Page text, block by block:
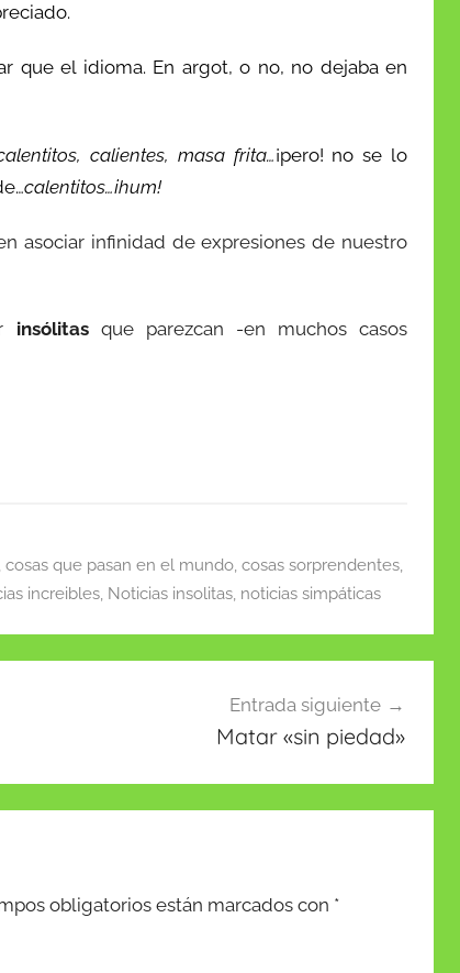
que el idioma. En argot, o no, no dejaba en
calientes, masa frita…¡pero! no se lo
calentitos…¡hum!
asociar infinidad de expresiones de nuestro
insólitasque parezcan -en muchos casos
,cosas que pasan en el mundo,cosas sorprendentes,
increibles, Noticias insolitas, noticias simpáticas
Entrada siguiente
Matar «sin piedad»
obligatorios están marcados con *